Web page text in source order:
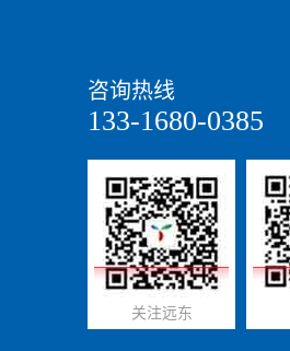
咨询热线
133-1680-0385
关注远东